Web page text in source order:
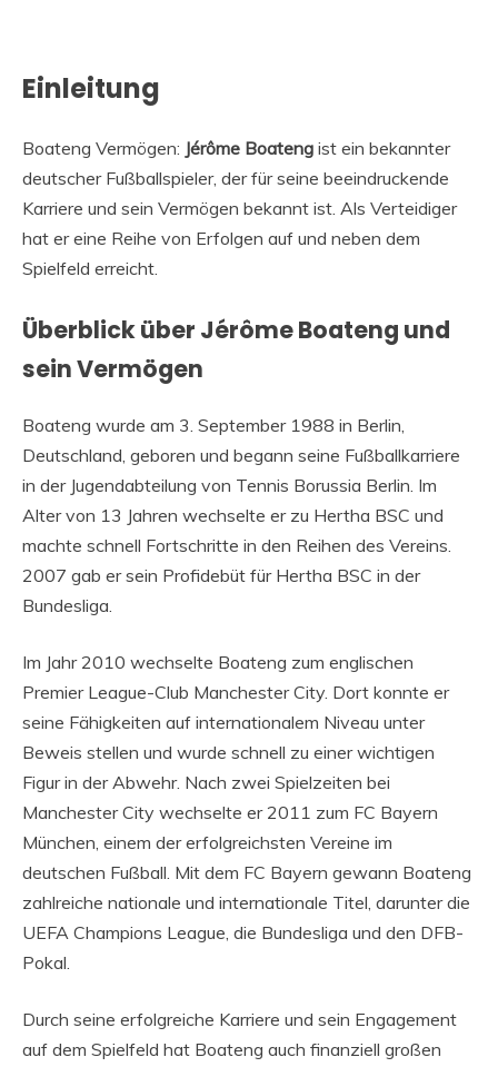
Einleitung
Boateng Vermögen: Jérôme Boateng ist ein bekannter
deutscher Fußballspieler, der für seine beeindruckende
Karriere und sein Vermögen bekannt ist. Als Verteidiger
hat er eine Reihe von Erfolgen auf und neben dem
Spielfeld erreicht.
Überblick über Jérôme Boateng und
sein Vermögen
Boateng wurde am 3. September 1988 in Berlin,
Deutschland, geboren und begann seine Fußballkarriere
in der Jugendabteilung von Tennis Borussia Berlin. Im
Alter von 13 Jahren wechselte er zu Hertha BSC und
machte schnell Fortschritte in den Reihen des Vereins.
2007 gab er sein Profidebüt für Hertha BSC in der
Bundesliga.
Im Jahr 2010 wechselte Boateng zum englischen
Premier League-Club Manchester City. Dort konnte er
seine Fähigkeiten auf internationalem Niveau unter
Beweis stellen und wurde schnell zu einer wichtigen
Figur in der Abwehr. Nach zwei Spielzeiten bei
Manchester City wechselte er 2011 zum FC Bayern
München, einem der erfolgreichsten Vereine im
deutschen Fußball. Mit dem FC Bayern gewann Boateng
zahlreiche nationale und internationale Titel, darunter die
UEFA Champions League, die Bundesliga und den DFB-
Pokal.
Durch seine erfolgreiche Karriere und sein Engagement
auf dem Spielfeld hat Boateng auch finanziell großen